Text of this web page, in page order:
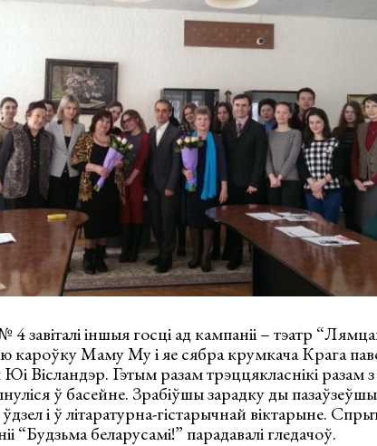
4 завіталі іншыя госці ад кампаніі – тэатр
кароўку Маму Му і яе сябра крумкача Крага
Вісландэр. Гэтым разам трэццякласнікі разам
ў басейне. Зрабіўшы зарадку ды
і ў літаратурна-гістарычнай віктарыне.
“Будзьма беларусамі!” парадавалі гледачоў.